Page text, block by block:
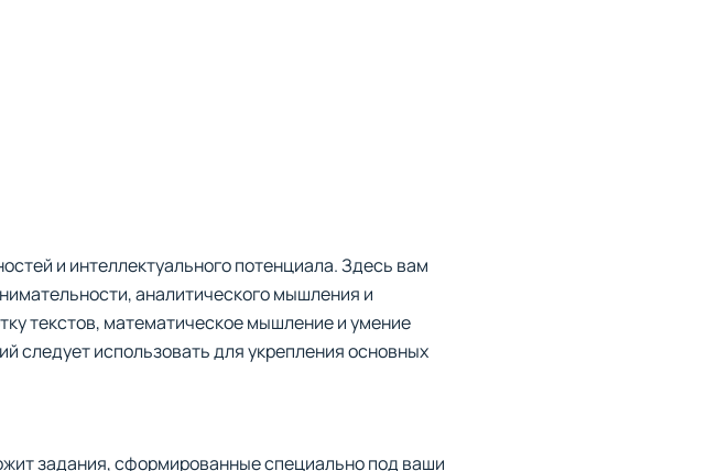
и интеллектуального потенциала. Здесь вам
аналитического мышления и
текстов, математическое мышление и умение
следует использовать для укрепления основных
задания, сформированные специально под ваши